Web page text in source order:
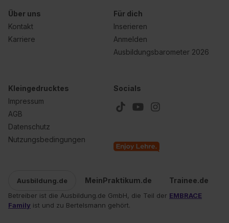
Über uns
Kontakt
Karriere
Für dich
Inserieren
Anmelden
Ausbildungsbarometer 2026
Kleingedrucktes
Impressum
AGB
Datenschutz
Nutzungsbedingungen
Socials
Ausbildung.de MeinPraktikum.de Trainee.de
Betreiber ist die Ausbildung.de GmbH, die Teil der EMBRACE
Family ist und zu Bertelsmann gehört.